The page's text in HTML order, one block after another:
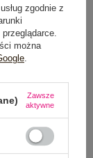
zgodnie z
można
.
Zawsze
aktywne